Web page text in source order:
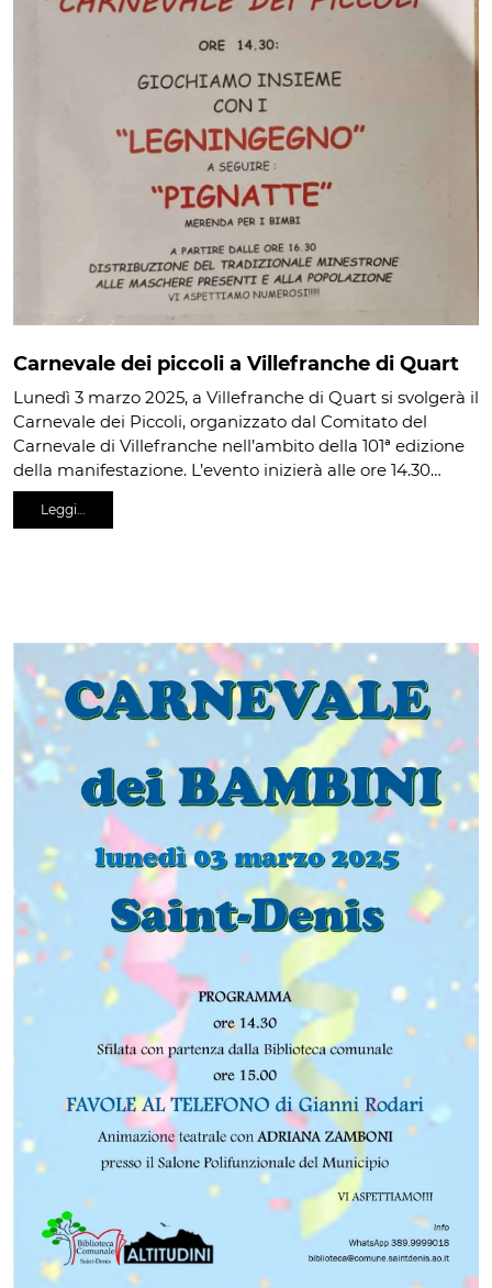
Carnevale dei piccoli a Villefranche di Quart
Lunedì 3 marzo 2025, a Villefranche di Quart si svolgerà il
Carnevale dei Piccoli, organizzato dal Comitato del
Carnevale di Villefranche nell’ambito della 101ª edizione
della manifestazione. L’evento inizierà alle ore 14.30…
Leggi…